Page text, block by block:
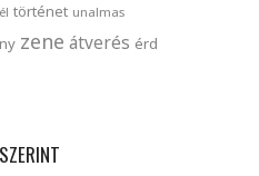
történet unalmas
zene átverés érd